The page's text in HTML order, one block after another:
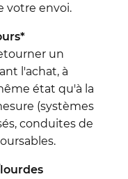
votre envoi.
un
l'achat, à
état qu'à la
(systèmes
conduites de